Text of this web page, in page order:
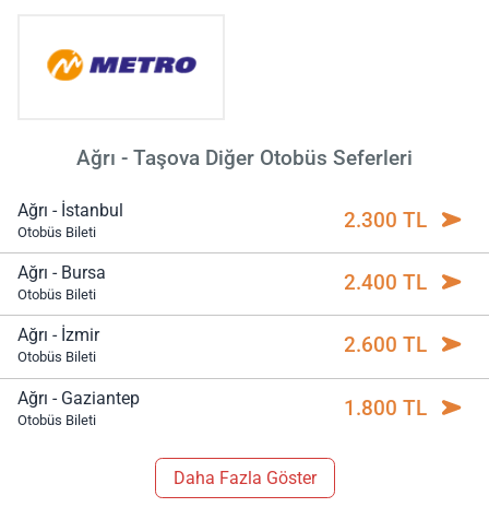
Ağrı - Taşova Diğer Otobüs Seferleri
Ağrı - İstanbul
Otobüs Bileti 2.300 TL
Ağrı - Bursa
Otobüs Bileti 2.400 TL
Ağrı - İzmir
Otobüs Bileti 2.600 TL
Ağrı - Gaziantep
Otobüs Bileti 1.800 TL
Daha Fazla Göster